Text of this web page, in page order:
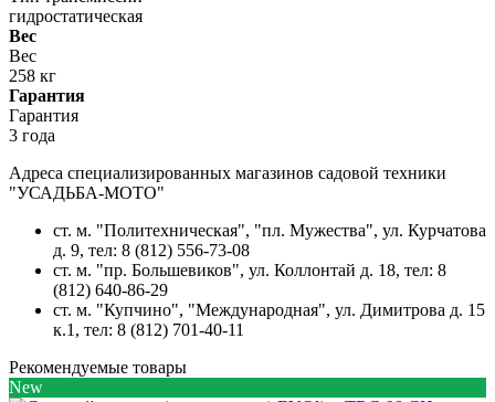
гидростатическая
Вес
Вес
258 кг
Гарантия
Гарантия
3 года
Адреса специализированных магазинов садовой техники
"УСАДЬБА-МОТО"
ст. м. "Политехническая", "пл. Мужества", ул. Курчатова
д. 9, тел: 8 (812) 556-73-08
ст. м. "пр. Большевиков", ул. Коллонтай д. 18, тел: 8
(812) 640-86-29
ст. м. "Купчино", "Международная", ул. Димитрова д. 15
к.1 , тел: 8 (812) 701-40-11
Рекомендуемые товары
New